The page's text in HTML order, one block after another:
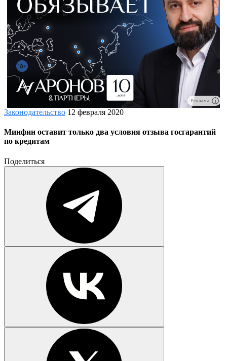
Реклама
Законодательство 12 февраля 2020
Минфин оставит только два условия отзыва госгарантий
по кредитам
Поделиться